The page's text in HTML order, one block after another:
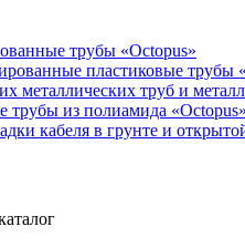
трубы «Octopus»
пластиковые трубы
металлических труб и
трубы из полиамида «Octopus»
кабеля в грунте и